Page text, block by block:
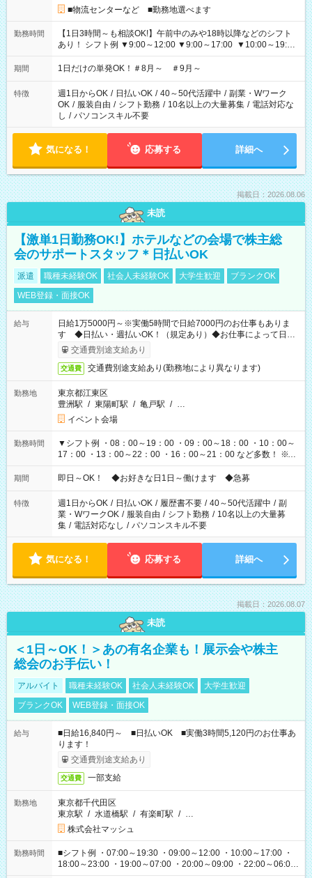
■物流センターなど ■勤務地選べます
勤務時間
【1日3時間～も相談OK!】午前中のみや18時以降などのシフト
あり！ シフト例 ▼9:00～12:00 ▼9:00～17:00 ▼10:00～19:00
▼18:00～21:00
期間 1日だけの単発OK！＃8月～ ＃9月～
特徴 週1日からOK / 日払いOK / 40～50代活躍中 / 副業・Wワーク
OK / 服装自由 / シフト勤務 / 10名以上の大量募集 / 電話対応な
し / パソコンスキル不要
気になる！ 応募する 詳細へ
掲載日：2026.08.06
未読
【激単1日勤務OK!】ホテルなどの会場で株主総
会のサポートスタッフ＊日払いOK
派遣 職種未経験OK 社会人未経験OK 大学生歓迎
ブランクOK
WEB登録・面接OK
給与
日給1万5000円～※実働5時間で日給7000円のお仕事もありま
す ◆日払い・週払いOK！（規定あり）◆お仕事によって日給
も異なります
交通費別途支給あり
交通費 交通費別途支給あり(勤務地により異なります)
勤務地
東京都江東区
豊洲駅 / 東陽町駅 / 亀戸駅 / …
イベント会場
勤務時間
▼シフト例 ・08：00～19：00 ・09：00～18：00 ・10：00～
17：00 ・13：00～22：00 ・16：00～21：00 など多数！ ※お
仕事により勤務時間が異なります
期間 即日～OK！ ◆お好きな日1日～働けます ◆急募
特徴 週1日からOK / 日払いOK / 履歴書不要 / 40～50代活躍中 / 副
業・WワークOK / 服装自由 / シフト勤務 / 10名以上の大量募
集 / 電話対応なし / パソコンスキル不要
気になる！ 応募する 詳細へ
掲載日：2026.08.07
未読
＜1日～OK！＞あの有名企業も！展示会や株主
総会のお手伝い！
アルバイト 職種未経験OK 社会人未経験OK
大学生歓迎
ブランクOK
WEB登録・面接OK
給与
■日給16,840円～ ■日払いOK ■実働3時間5,120円のお仕事あ
ります！
交通費別途支給あり
交通費 一部支給
勤務地
東京都千代田区
東京駅 / 水道橋駅 / 有楽町駅 / …
株式会社マッシュ
勤務時間
■シフト例 ・07:00～19:30 ・09:00～12:00 ・10:00～17:00 ・
18:00～23:00 ・19:00～07:00 ・20:00～09:00 ・22:00～06:00
etc ★最短で3時間で5,120円のお仕事から 15時間で2万円近く稼